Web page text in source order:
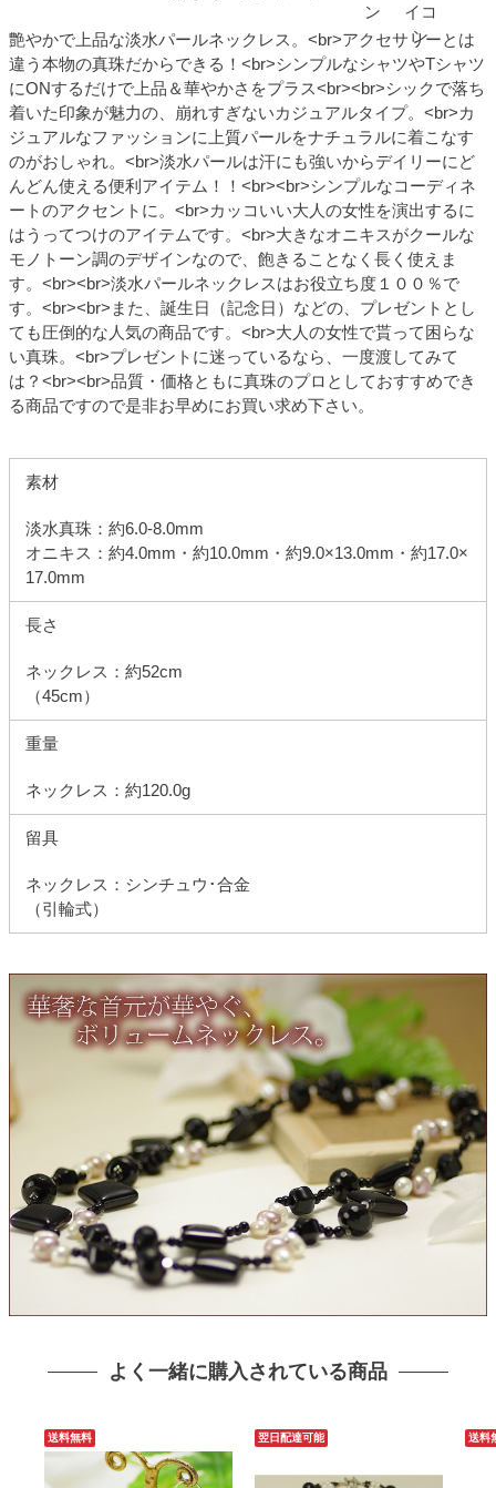
艶やかで上品な淡水パールネックレス。<br>アクセサリーとは
違う本物の真珠だからできる！<br>シンプルなシャツやTシャツ
にONするだけで上品＆華やかさをプラス<br><br>シックで落ち
着いた印象が魅力の、崩れすぎないカジュアルタイプ。<br>カ
ジュアルなファッションに上質パールをナチュラルに着こなす
のがおしゃれ。<br>淡水パールは汗にも強いからデイリーにど
んどん使える便利アイテム！！<br><br>シンプルなコーディネ
ートのアクセントに。<br>カッコいい大人の女性を演出するに
はうってつけのアイテムです。<br>大きなオニキスがクールな
モノトーン調のデザインなので、飽きることなく長く使えま
す。<br><br>淡水パールネックレスはお役立ち度１００％で
す。<br><br>また、誕生日（記念日）などの、プレゼントとし
ても圧倒的な人気の商品です。<br>大人の女性で貰って困らな
い真珠。<br>プレゼントに迷っているなら、一度渡してみて
は？<br><br>品質・価格ともに真珠のプロとしておすすめでき
る商品ですので是非お早めにお買い求め下さい。
素材
淡水真珠：約6.0-8.0mm
オニキス：約4.0mm・約10.0mm・約9.0×13.0mm・約17.0×
17.0mm
長さ
ネックレス：約52cm
（45cm）
重量
ネックレス：約120.0g
留具
ネックレス：シンチュウ･合金
（引輪式）
よく一緒に購入されている商品
送料無料 翌日配達可能 送料